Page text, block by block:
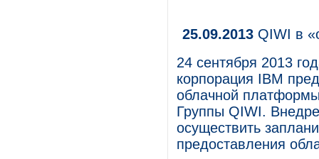
25.09.2013 QIWI в
24 сентября 2013
корпорация IBM
облачной
Группы QIWI.
осуществить
предоставления